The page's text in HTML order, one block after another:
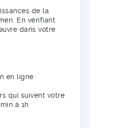
de la
En vérifiant
dans votre
en ligne
qui suivent votre
à 1h